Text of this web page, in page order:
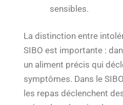
sensibles.
La distinction entre
SIBO est importante :
un aliment précis qui
symptômes. Dans le
les repas déclenchent